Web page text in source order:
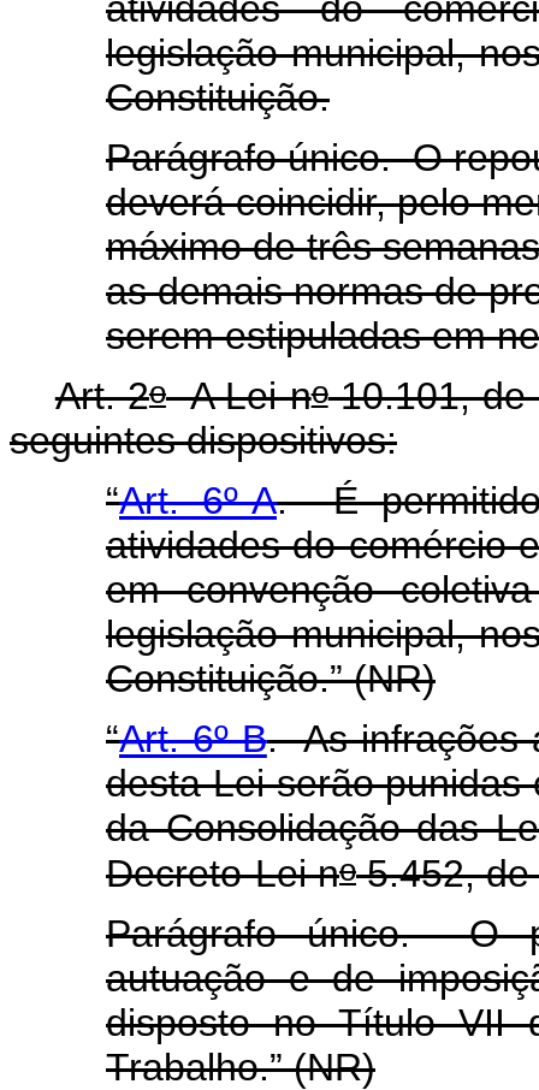
legislação municipal,
Constituição.
Parágrafo único. O
deverá coincidir, pelo
máximo de três
as demais normas de
serem estipuladas em
Art. 2oA Lei no10.101, de
seguintes dispositivos:
“Art. 6º-A.É
atividades do comércio
em convenção
legislação municipal,
Constituição.” (NR)
“Art. 6º-B. As infrações
desta Lei serão
da Consolidação das
Decreto-Lei no5.452, de
Parágrafo único. O
autuação e de
disposto no Título VII
Trabalho.” (NR)